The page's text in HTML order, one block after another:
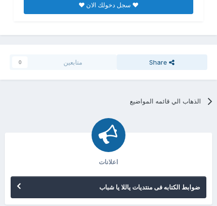
♥ سجل دخولك الان ♥
Share متابعين 0
الذهاب الي قائمه المواضيع
اعلانات
ضوابط الكتابه فى منتديات ياللا يا شباب